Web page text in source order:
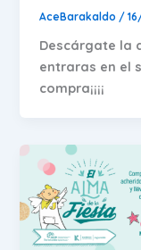
AceBarakaldo /
Descárgate la
entraras en el
compra¡¡¡¡